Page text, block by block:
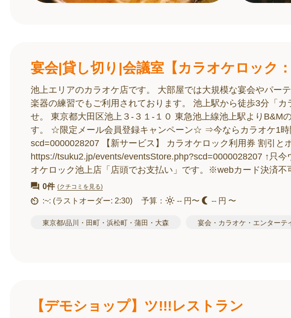
宴会|貸し切り|会議室【カラオケロック：
池上エリアのカラオケ店です。 大部屋では大規模な宴会やパー
楽器の練習でもご利用されております。 池上駅から徒歩3分「
せ。 東京都大田区池上３‐３１‐１０ 東急池上線池上駅よりB&M
す。 ☆限定メール会員登録キャンペーン☆ ⇒今ならカラオケ1時
scd=0000028207 【新サービス】 カラオケロック利用券 割引と
https://tsuku2.jp/events/eventsStore.php?scd=0000028207 ↑只
オケロック池上店「店頭でお支払い」です。※webカード決済不
0件 (クチコミを見る)
:~: (ラストオーダー: 2:30) 予算： -- 円〜 -- 円 〜
東京都/品川・田町・浜松町・蒲田・大森 宴会・カラオケ・エンターテ
【デモショップ】ツ!!!レストラン